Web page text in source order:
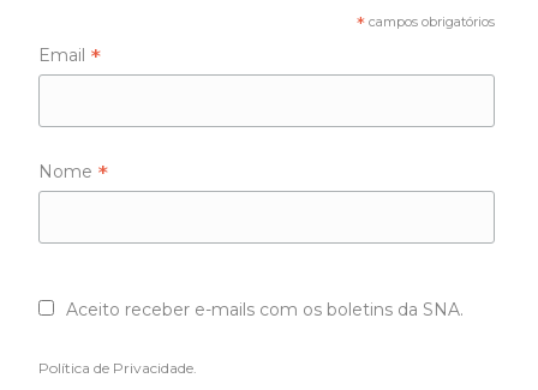
* campos obrigatórios
Email *
Nome *
Aceito receber e-mails com os boletins da SNA.
Política de Privacidade